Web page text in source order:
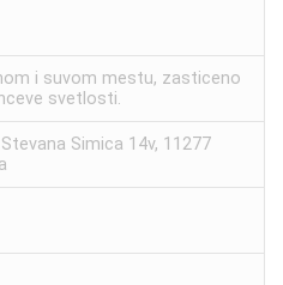
i suvom mestu, zasticeno
svetlosti.
Stevana Simica 14v, 11277